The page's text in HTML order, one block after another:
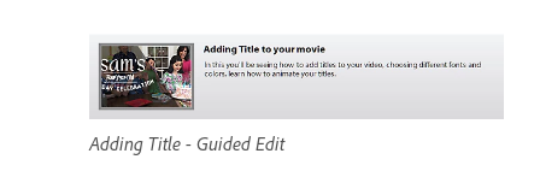
Adding Title - Guided Edit